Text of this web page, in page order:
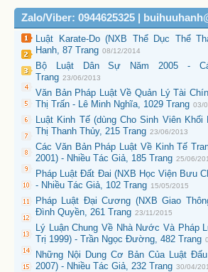
Zalo/Viber: 0944625325 |
Luật Karate-Do (NXB Thể Dục Thể
Hanh, 87 Trang 08/12/2014
Bộ Luật Dân Sự Năm 2005 -
Trang 23/06/2013
Văn Bản Pháp Luật Về Quản Lý Tài
Thị Trấn - Lê Minh Nghĩa, 1029 Trang 03/
Luật Kinh Tế (dùng Cho Sinh Viên
Thị Thanh Thủy, 215 Trang 23/06/2013
Các Văn Bản Pháp Luật Về Kinh Tế
2001) - Nhiều Tác Giả, 185 Trang 25/06/
Pháp Luật Đất Đai (NXB Học Viện Bưu
- Nhiều Tác Giả, 102 Trang 15/05/2015
Pháp Luật Đại Cương (NXB Giao
Đình Quyền, 261 Trang 23/11/2015
Lý Luận Chung Về Nhà Nước Và Pháp
Trị 1999) - Trần Ngọc Đường, 482 Trang
Những Nội Dung Cơ Bản Của Luật
2007) - Nhiều Tác Giả, 232 Trang 30/04/